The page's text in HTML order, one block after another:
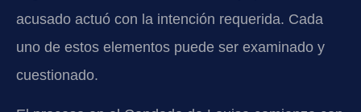
acusado actuó con la intención requerida. Cada
uno de estos elementos puede ser examinado y
cuestionado.